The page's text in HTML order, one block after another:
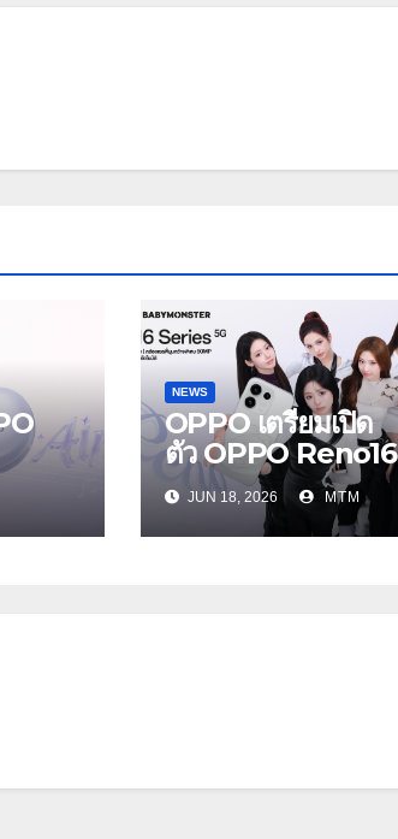
าย
อม
NEWS
OPPO เตรียมเปิด
ตัว OPPO Reno16
Series 5G พร้อม
ประกาศ
ER ในฐานะ Reno
JUN 18, 2026 MTM